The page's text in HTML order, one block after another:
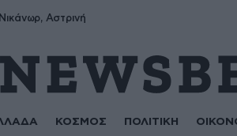
Αστρινή
ΚΟΣΜΟΣ ΠΟΛΙΤΙΚΗ